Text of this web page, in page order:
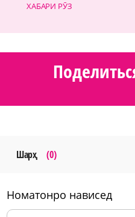
ХАБАРИ РӮЗ
Шарҳ (0)
номатонро нависед